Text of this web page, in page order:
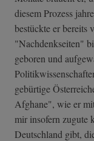
diesem Prozess
bestückte er bereits
"Nachdenkseiten"
geboren und
gebürtige
Afghane", wie er
mir insofern zugute
Deutschland gibt,